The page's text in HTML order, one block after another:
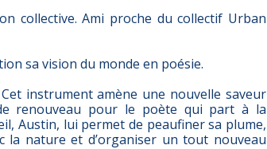
collective. Ami proche du collectif Urban
sa vision du monde en poésie.
instrument amène une nouvelle saveur
renouveau pour le poète qui part à la
Austin, lui permet de peaufiner sa plume,
la nature et d’organiser un tout nouveau